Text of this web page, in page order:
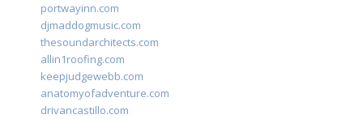
portwayinn.com
djmaddogmusic.com
thesoundarchitects.com
allin1roofing.com
keepjudgewebb.com
anatomyofadventure.com
drivancastillo.com